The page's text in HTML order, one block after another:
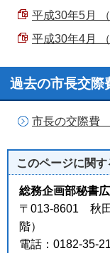
平成30年5月
平成30年4月
過去の市長交際
市長の交際費
このページに関す
総務企画部秘書
〒013-8601 秋
階）
電話：0182-35-